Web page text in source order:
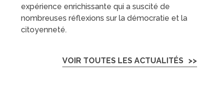
expérience enrichissante qui a suscité de
nombreuses réflexions sur la démocratie et la
citoyenneté.
VOIR TOUTES LES ACTUALITÉS